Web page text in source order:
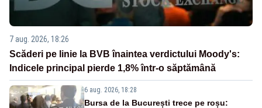
7 aug. 2026, 18:26
Scăderi pe linie la BVB înaintea verdictului Moody's:
Indicele principal pierde 1,8% într-o săptămână
6 aug. 2026, 18:28
Bursa de la București trece pe roșu: